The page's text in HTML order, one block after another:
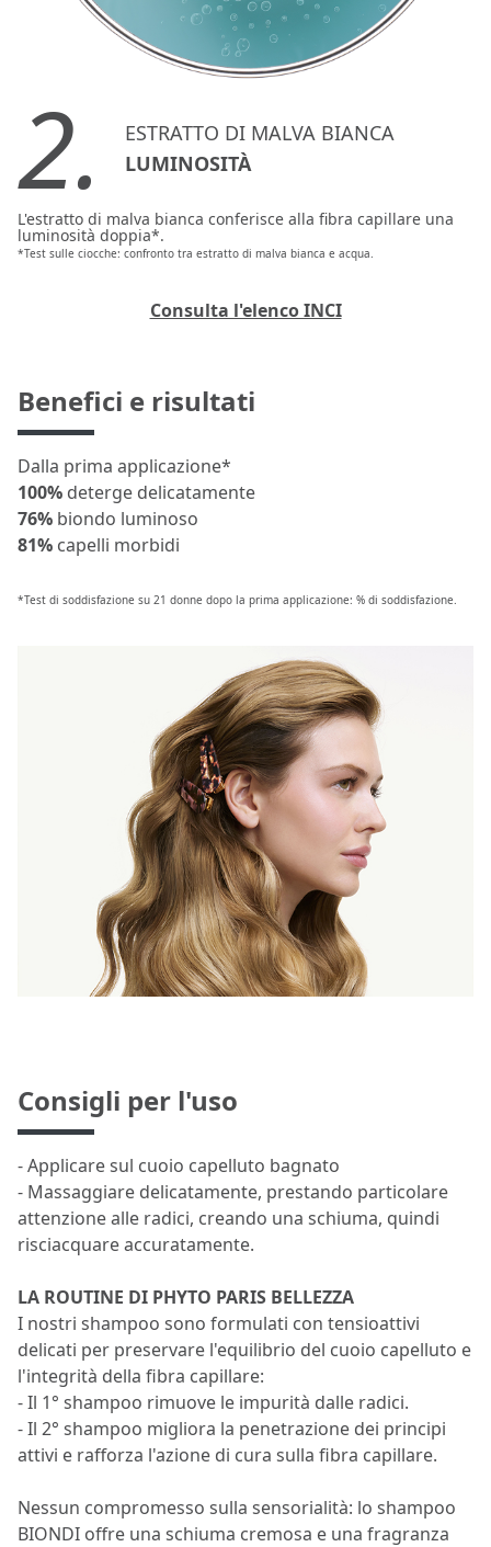
2.
ESTRATTO DI MALVA BIANCA
LUMINOSITÀ
L'estratto di malva bianca conferisce alla fibra capillare una
luminosità doppia*.
*Test sulle ciocche: confronto tra estratto di malva bianca e acqua.
Consulta l'elenco INCI
Benefici e risultati
Dalla prima applicazione*
100% deterge delicatamente
76% biondo luminoso
81% capelli morbidi
*Test di soddisfazione su 21 donne dopo la prima applicazione: % di soddisfazione.
Consigli per l'uso
- Applicare sul cuoio capelluto bagnato
- Massaggiare delicatamente, prestando particolare
attenzione alle radici, creando una schiuma, quindi
risciacquare accuratamente.
LA ROUTINE DI PHYTO PARIS BELLEZZA
I nostri shampoo sono formulati con tensioattivi
delicati per preservare l'equilibrio del cuoio capelluto e
l'integrità della fibra capillare:
- Il 1° shampoo rimuove le impurità dalle radici.
- Il 2° shampoo migliora la penetrazione dei principi
attivi e rafforza l'azione di cura sulla fibra capillare.
Nessun compromesso sulla sensorialità: lo shampoo
BIONDI offre una schiuma cremosa e una fragranza